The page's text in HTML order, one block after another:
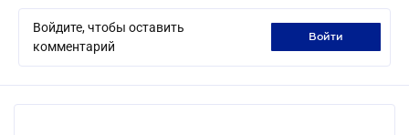
Войдите, чтобы оставить
комментарий
войти